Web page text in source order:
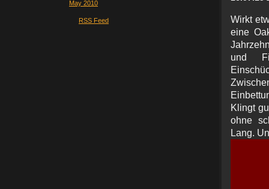
May 2010
RSS Feed
Wirkt
eine
und
Klingt
ohne
Lang.